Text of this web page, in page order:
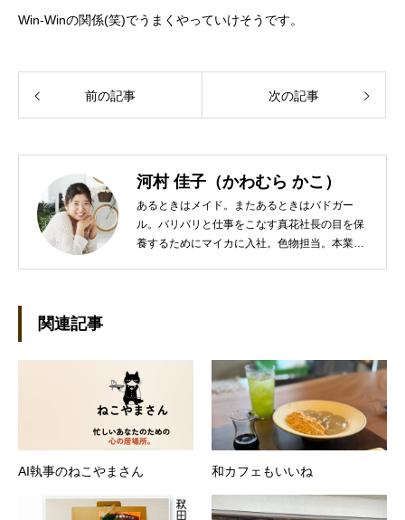
Win-Winの関係(笑)でうまくやっていけそうです。
前の記事 次の記事
河村 佳子（かわむら かこ）
あるときはメイド。またあるときはバドガー
ル。バリバリと仕事をこなす真花社長の目を保
養するためにマイカに入社。色物担当。本業は
べく上京。設立して間もない会社に携わること
が多かったので、総務的な社内整備を得意とす
る。●連絡先 メール：kako@office-mica.com
関連記事
AI執事のねこやまさん 和カフェもいいね